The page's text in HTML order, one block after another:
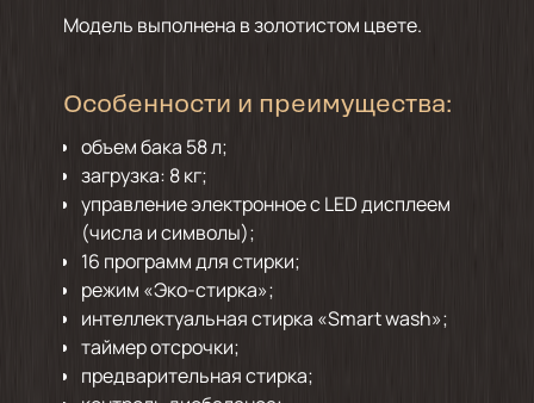
Модель выполнена в золотистом цвете.
Особенности и преимущества:
объем бака 58 л;
загрузка: 8 кг;
управление электронное с LED дисплеем
(числа и символы);
16 программ для стирки;
режим «Эко-стирка»;
интеллектуальная стирка «Smart wash»;
таймер отсрочки;
предварительная стирка;